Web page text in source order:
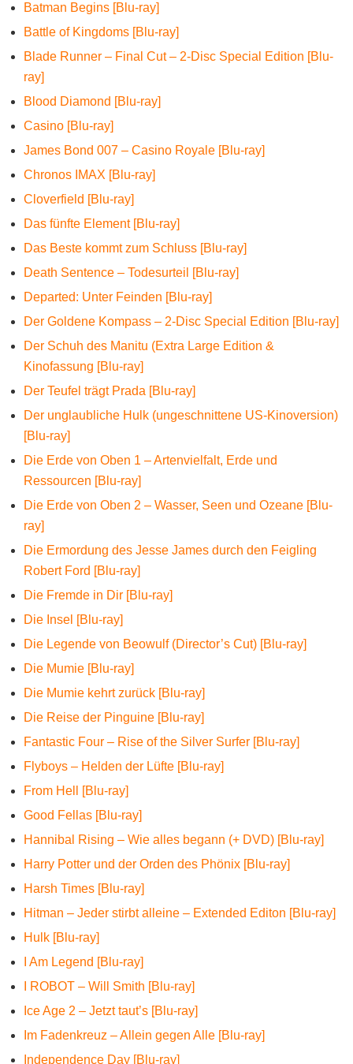
Batman Begins [Blu-ray]
Battle of Kingdoms [Blu-ray]
Blade Runner – Final Cut – 2-Disc Special Edition [Blu-
ray]
Blood Diamond [Blu-ray]
Casino [Blu-ray]
James Bond 007 – Casino Royale [Blu-ray]
Chronos IMAX [Blu-ray]
Cloverfield [Blu-ray]
Das fünfte Element [Blu-ray]
Das Beste kommt zum Schluss [Blu-ray]
Death Sentence – Todesurteil [Blu-ray]
Departed: Unter Feinden [Blu-ray]
Der Goldene Kompass – 2-Disc Special Edition [Blu-ray]
Der Schuh des Manitu (Extra Large Edition &
Kinofassung [Blu-ray]
Der Teufel trägt Prada [Blu-ray]
Der unglaubliche Hulk (ungeschnittene US-Kinoversion)
[Blu-ray]
Die Erde von Oben 1 – Artenvielfalt, Erde und
Ressourcen [Blu-ray]
Die Erde von Oben 2 – Wasser, Seen und Ozeane [Blu-
ray]
Die Ermordung des Jesse James durch den Feigling
Robert Ford [Blu-ray]
Die Fremde in Dir [Blu-ray]
Die Insel [Blu-ray]
Die Legende von Beowulf (Director’s Cut) [Blu-ray]
Die Mumie [Blu-ray]
Die Mumie kehrt zurück [Blu-ray]
Die Reise der Pinguine [Blu-ray]
Fantastic Four – Rise of the Silver Surfer [Blu-ray]
Flyboys – Helden der Lüfte [Blu-ray]
From Hell [Blu-ray]
Good Fellas [Blu-ray]
Hannibal Rising – Wie alles begann (+ DVD) [Blu-ray]
Harry Potter und der Orden des Phönix [Blu-ray]
Harsh Times [Blu-ray]
Hitman – Jeder stirbt alleine – Extended Editon [Blu-ray]
Hulk [Blu-ray]
I Am Legend [Blu-ray]
I ROBOT – Will Smith [Blu-ray]
Ice Age 2 – Jetzt taut’s [Blu-ray]
Im Fadenkreuz – Allein gegen Alle [Blu-ray]
Independence Day [Blu-ray]